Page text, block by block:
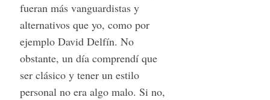
fueran más vanguardistas y
alternativos que yo, como por
ejemplo David Delfín. No
obstante, un día comprendí que
ser clásico y tener un estilo
personal no era algo malo. Si no,